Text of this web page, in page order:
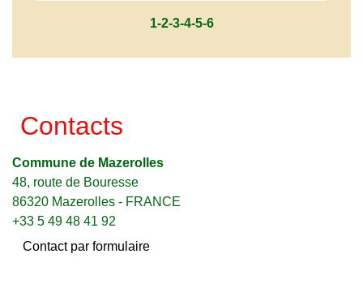
1-2-3-4-5-6
Contacts
Commune de Mazerolles
48, route de Bouresse
86320 Mazerolles - FRANCE
+33 5 49 48 41 92
Contact par formulaire